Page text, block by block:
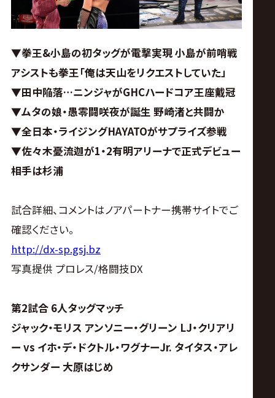
グ・
ノ
ア
公
式
サ
イ
ト
▼拳王&小島の初タッグが電撃実現 小島が前哨戦
アシストも拳王「俺は天山をリクエストしていた」
▼田中陥落…ニンジャがGHCハードコア王座戴冠
▼ムタの娘・愚零闘咲夜が誕生 野崎渚と共闘か
▼全日本・ライジングHAYATOがサプライズ参戦
▼佐々木憂流迦が1・2有明アリーナで正式デビュー
相手は杉浦
試合詳細、コメントはノアパートナー携帯サイトでご
確認ください。
http://dx-sp.gsj.bz
写真提供 プロレス/格闘技DX
第2試合 6人タッグマッチ
ジャック・モリス アンソニー・グリーン LJ・クリアリ
ー vs イホ・デ・ドクトル・ワグナーJr. タイタス・アレ
クサンダー 大原はじめ